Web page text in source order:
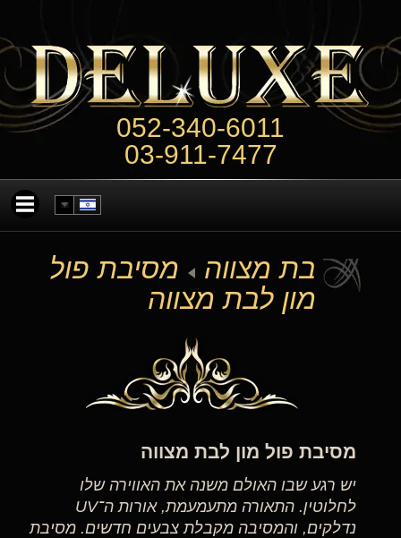
052-340-6011
03-911-7477
בת מצווה
מסיבת פול
מון לבת מצווה
מסיבת פול מון לבת מצווה
יש רגע שבו האולם משנה את האווירה שלו
לחלוטין. התאורה מתעמעמת, אורות ה־UV
נדלקים, והמסיבה מקבלת צבעים חדשים. מסיבת